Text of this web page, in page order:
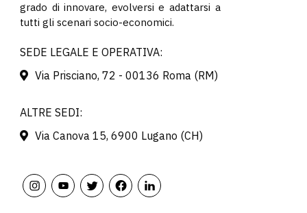
grado di innovare, evolversi e adattarsi a
tutti gli scenari socio-economici.
SEDE LEGALE E OPERATIVA:
Via Prisciano, 72 - 00136 Roma (RM)
ALTRE SEDI:
Via Canova 15, 6900 Lugano (CH)